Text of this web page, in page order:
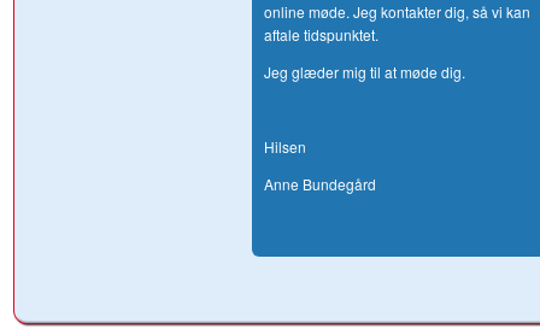
online møde. Jeg kontakter dig, så vi kan
aftale tidspunktet.
Jeg glæder mig til at møde dig.
Hilsen
Anne Bundegård